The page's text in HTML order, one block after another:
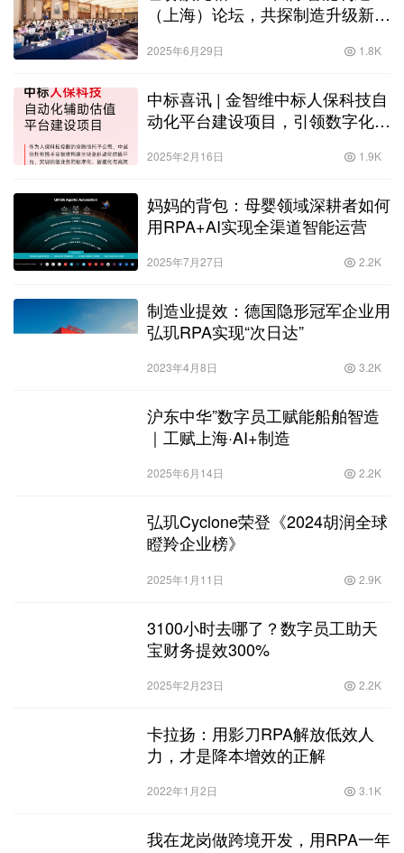
（上海）论坛，共探制造升级新路
2025年6月29日 1.8K
中标喜讯 | 金智维中标人保科技自
动化平台建设项目，引领数字化估
2025年2月16日 1.9K
妈妈的背包：母婴领域深耕者如何
用RPA+AI实现全渠道智能运营
2025年7月27日 2.2K
制造业提效：德国隐形冠军企业用
弘玑RPA实现“次日达”
2023年4月8日 3.2K
沪东中华”数字员工赋能船舶智造
｜工赋上海·AI+制造
2025年6月14日 2.2K
弘玑Cyclone荣登《2024胡润全球
瞪羚企业榜》
2025年1月11日 2.9K
3100小时去哪了？数字员工助天
宝财务提效300%
2025年2月23日 2.2K
卡拉扬：用影刀RPA解放低效人
力，才是降本增效的正解
2022年1月2日 3.1K
我在龙岗做跨境开发，用RPA一年